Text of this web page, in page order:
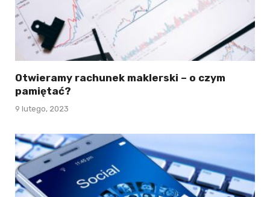
Otwieramy rachunek maklerski – o czym
pamiętać?
9 lutego, 2023